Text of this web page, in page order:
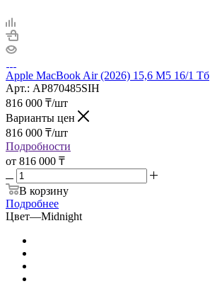
Apple MacBook Air (2026) 15,6 M5 16/1 Тб
Арт.: AP870485SIH
816 000 ₸/шт
Варианты цен
816 000 ₸/шт
Подробности
от 816 000 ₸
В корзину
Подробнее
Цвет—Midnight